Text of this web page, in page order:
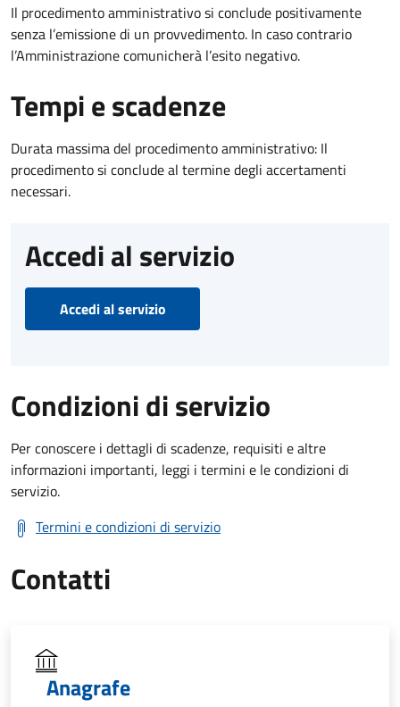
Il procedimento amministrativo si conclude positivamente
senza l’emissione di un provvedimento. In caso contrario
l’Amministrazione comunicherà l’esito negativo.
Tempi e scadenze
Durata massima del procedimento amministrativo: Il
procedimento si conclude al termine degli accertamenti
necessari.
Accedi al servizio
Accedi al servizio
Condizioni di servizio
Per conoscere i dettagli di scadenze, requisiti e altre
informazioni importanti, leggi i termini e le condizioni di
servizio.
Termini e condizioni di servizio
Contatti
Anagrafe